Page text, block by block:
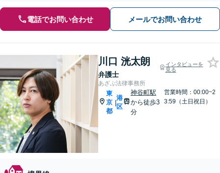
電話でお問い合わせ メールでお問い合わせ
川口 洸太朗
弁護士
インタビューを
見る
あざぶ法律事務所
東
京
都
|
港
区
神谷町駅
から徒歩3
分
営業時間：00:00~2
3:59（土日祝日）